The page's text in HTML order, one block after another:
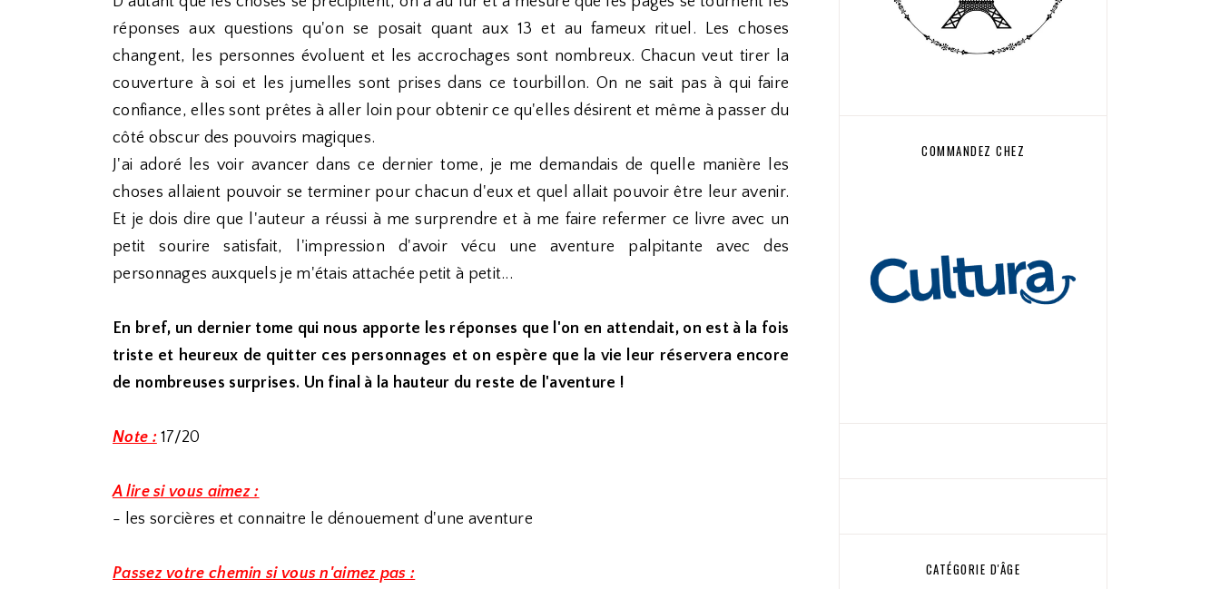
réponses aux questions qu'on se posait quant aux 13 et au fameux rituel. Les choses
changent, les personnes évoluent et les accrochages sont nombreux. Chacun veut tirer la
couverture à soi et les jumelles sont prises dans ce tourbillon. On ne sait pas à qui faire
confiance, elles sont prêtes à aller loin pour obtenir ce qu'elles désirent et même à passer du
côté obscur des pouvoirs magiques.
J'ai adoré les voir avancer dans ce dernier tome, je me demandais de quelle manière les
choses allaient pouvoir se terminer pour chacun d'eux et quel allait pouvoir être leur avenir.
Et je dois dire que l'auteur a réussi à me surprendre et à me faire refermer ce livre avec un
petit sourire satisfait, l'impression d'avoir vécu une aventure palpitante avec des
personnages auxquels je m'étais attachée petit à petit...
En bref, un dernier tome qui nous apporte les réponses que l'on en attendait, on est à la fois
triste et heureux de quitter ces personnages et on espère que la vie leur réservera encore
de nombreuses surprises. Un final à la hauteur du reste de l'aventure !
Note :17/20
A lire si vous aimez :
- les sorcières et connaitre le dénouement d'une aventure
Passez votre chemin si vous n'aimez pas :
COMMANDEZ CHEZ
CATÉGORIE D'ÂGE